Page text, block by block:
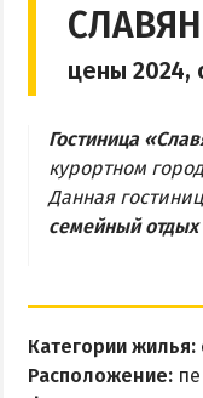
Бердянская коса
Ближняя коса
Средняя коса
Дальняя коса
АЗМОЛ
АКЗ
ВЕРХОВАЯ
цены 2024,
Гостиница
курортном
Данная
семейный отдых
Категории жилья:
Расположение: